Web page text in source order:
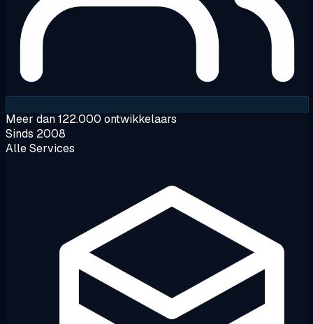
Meer dan 122.000 ontwikkelaars
Sinds 2008
Alle Services